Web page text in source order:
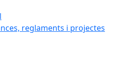
reglaments i projectes